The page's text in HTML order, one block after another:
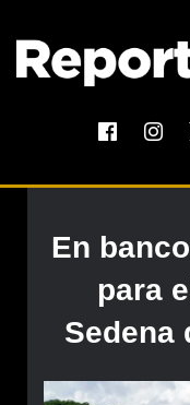
En
para
Sedena